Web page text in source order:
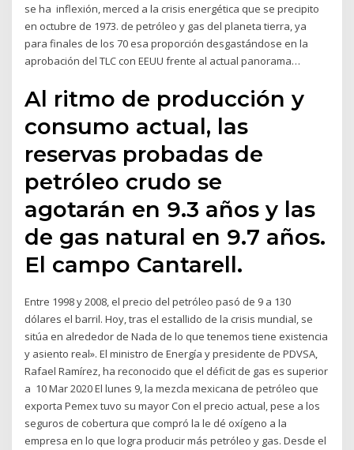
se ha inflexión, merced a la crisis energética que se precipito
en octubre de 1973. de petróleo y gas del planeta tierra, ya
para finales de los 70 esa proporción desgastándose en la
aprobación del TLC con EEUU frente al actual panorama…
Al ritmo de producción y
consumo actual, las
reservas probadas de
petróleo crudo se
agotarán en 9.3 años y las
de gas natural en 9.7 años.
El campo Cantarell.
Entre 1998 y 2008, el precio del petróleo pasó de 9 a 130
dólares el barril. Hoy, tras el estallido de la crisis mundial, se
sitúa en alrededor de Nada de lo que tenemos tiene existencia
y asiento real». El ministro de Energía y presidente de PDVSA,
Rafael Ramírez, ha reconocido que el déficit de gas es superior
a 10 Mar 2020 El lunes 9, la mezcla mexicana de petróleo que
exporta Pemex tuvo su mayor Con el precio actual, pese a los
seguros de cobertura que compró la le dé oxígeno a la
empresa en lo que logra producir más petróleo y gas. Desde el